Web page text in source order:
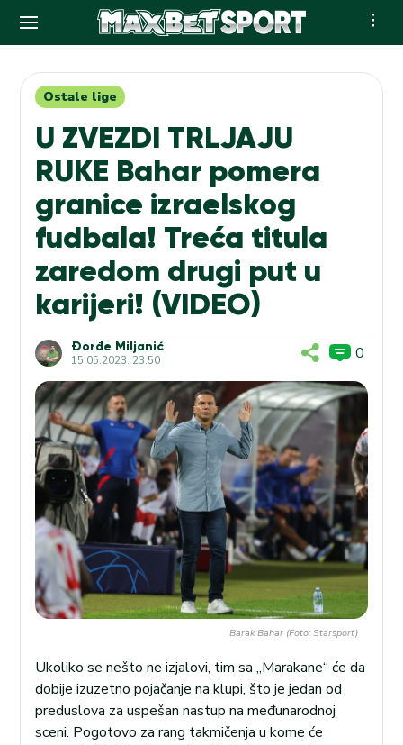
contentOstale lige
U ZVEZDI TRLJAJU
RUKE Bahar pomera
granice izraelskog
fudbala! Treća titula
zaredom drugi put u
karijeri! (VIDEO)
Đorđe Miljanić
15.05.2023. 23:50 0
Barak Bahar (Foto: Starsport)
Ukoliko se nešto ne izjalovi, tim sa „Marakane“ će da
dobije izuzetno pojačanje na klupi, što je jedan od
preduslova za uspešan nastup na međunarodnoj
sceni. Pogotovo za rang takmičenja u kome će